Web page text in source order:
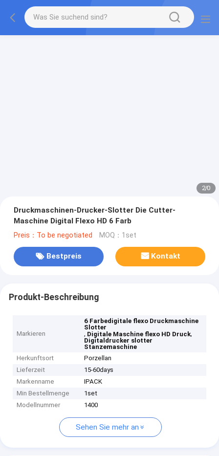
2/0
Druckmaschinen-Drucker-Slotter Die Cutter-
Maschine Digital Flexo HD 6 Farb
Preis：To be negotiated MOQ：1set
Bestpreis Kontakt
Produkt-Beschreibung
Markieren
6 Farbedigitale flexo Druckmaschine
Slotter
, Digitale Maschine flexo HD Druck,
Digitaldrucker slotter
Stanzemaschine
Herkunftsort
Porzellan
Lieferzeit
15-60days
Markenname
IPACK
Min Bestellmenge
1set
Modellnummer
1400
Sehen Sie mehr an